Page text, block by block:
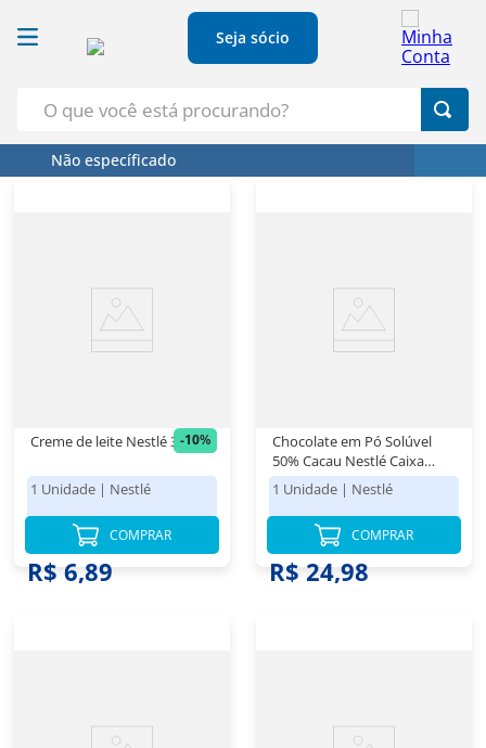
Seja sócio
Não específicado
-10%
Creme de leite Nestlé 300g
1 Unidade | Nestlé
R$ 7,68
R$ 6,89
COMPRAR
Chocolate em Pó Solúvel
50% Cacau Nestlé Caixa
200g
1 Unidade | Nestlé
R$ 24,98
COMPRAR
Termos Mais Buscados
Papel Higienico
Leite